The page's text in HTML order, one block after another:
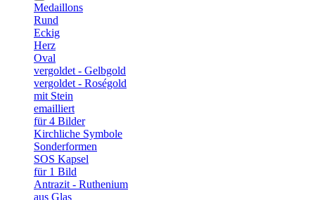
Medaillons
Rund
Eckig
Herz
Oval
vergoldet - Gelbgold
vergoldet - Roségold
mit Stein
emailliert
für 4 Bilder
Kirchliche Symbole
Sonderformen
SOS Kapsel
für 1 Bild
Antrazit - Ruthenium
aus Glas